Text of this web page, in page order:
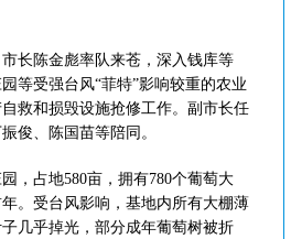
长陈金彪率队来苍，深入钱库等
等受强台风“菲特”影响较重的农业
救和损毁设施抢修工作。副市长任
俊、陈国苗等陪同。
，占地580亩，拥有780个葡萄大
。受台风影响，基地内所有大棚薄
几乎掉光，部分成年葡萄树被折